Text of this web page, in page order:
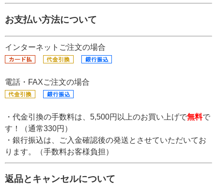
お支払い方法について
インターネットご注文の場合
電話・FAXご注文の場合
・代金引換の手数料は、5,500円以上のお買い上げで無料で
す！（通常330円）
・銀行振込は、ご入金確認後の発送とさせていただいてお
ります。（手数料お客様負担）
返品とキャンセルについて